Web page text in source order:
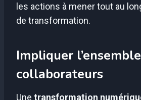
les actions à mener tout au
de transformation.
Impliquer
collaborateurs
Une transformation